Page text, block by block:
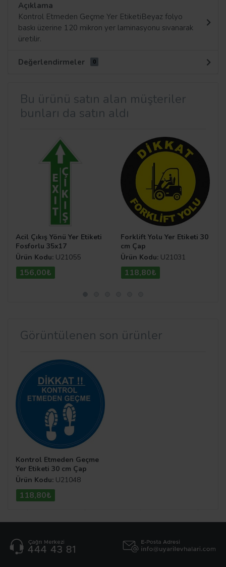
Açıklama
Kontrol Etmeden Geçme Yer EtiketiBeyaz folyo
baskı üzerine 120 mikron yer laminasyonu sıvanarak
üretilir.
Değerlendirmeler 0
Bu ürünü satın alan müşteriler
bunları da satın aldı
Acil Çıkış Yönü Yer Etiketi
Fosforlu 35x17
Ürün Kodu: U21055
156,00₺
Forklift Yolu Yer Etiketi 30
cm Çap
Ürün Kodu: U21031
118,80₺
Görüntülenen son ürünler
Kontrol Etmeden Geçme
Yer Etiketi 30 cm Çap
Ürün Kodu: U21048
118,80₺